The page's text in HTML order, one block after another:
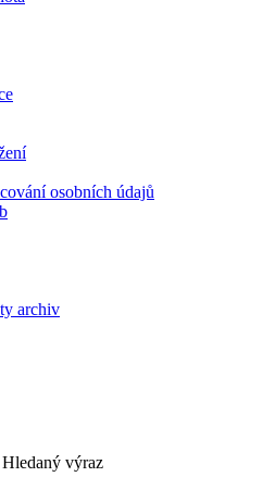
osobních údajů
archiv
Hledaný výraz